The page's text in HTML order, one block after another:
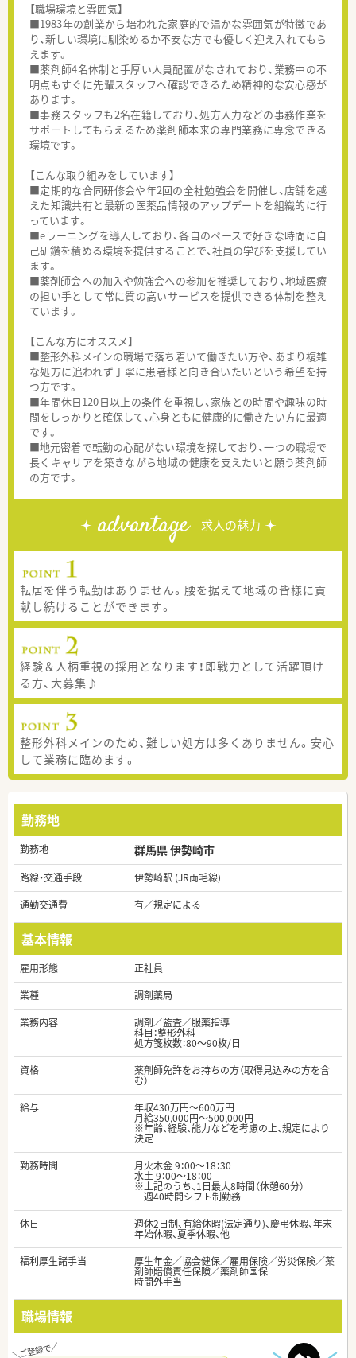
【職場環境と雰囲気】
■1983年の創業から培われた家庭的で温かな雰囲気が特徴であ
り、新しい環境に馴染めるか不安な方でも優しく迎え入れてもら
えます。
■薬剤師4名体制と手厚い人員配置がなされており、業務中の不
明点もすぐに先輩スタッフへ確認できるため精神的な安心感が
あります。
■事務スタッフも2名在籍しており、処方入力などの事務作業を
サポートしてもらえるため薬剤師本来の専門業務に専念できる
環境です。
【こんな取り組みをしています】
■定期的な合同研修会や年2回の全社勉強会を開催し、店舗を越
えた知識共有と最新の医薬品情報のアップデートを組織的に行
っています。
■eラーニングを導入しており、各自のペースで好きな時間に自
己研鑽を積める環境を提供することで、社員の学びを支援してい
ます。
■薬剤師会への加入や勉強会への参加を推奨しており、地域医療
の担い手として常に質の高いサービスを提供できる体制を整え
ています。
【こんな方にオススメ】
■整形外科メインの職場で落ち着いて働きたい方や、あまり複雑
な処方に追われず丁寧に患者様と向き合いたいという希望を持
つ方です。
■年間休日120日以上の条件を重視し、家族との時間や趣味の時
間をしっかりと確保して、心身ともに健康的に働きたい方に最適
です。
■地元密着で転勤の心配がない環境を探しており、一つの職場で
長くキャリアを築きながら地域の健康を支えたいと願う薬剤師
の方です。
advantage 求人の魅力
転居を伴う転勤はありません。腰を据えて地域の皆様に貢
献し続けることができます。
経験＆人柄重視の採用となります！即戦力として活躍頂け
る方、大募集♪
整形外科メインのため、難しい処方は多くありません。安心
して業務に臨めます。
勤務地
勤務地 群馬県 伊勢崎市
路線・交通手段
伊勢崎駅 (JR両毛線)
通勤交通費
有／規定による
基本情報
雇用形態
正社員
業種
調剤薬局
業務内容
調剤／監査／服薬指導
科目：整形外科
処方箋枚数：80～90枚/日
資格
薬剤師免許をお持ちの方（取得見込みの方を含
む）
給与
年収430万円～600万円
月給350,000円～500,000円
※年齢、経験、能力などを考慮の上、規定により
決定
勤務時間
月火木金 9：00～18：30
水土 9：00～18：00
※上記のうち、1日最大8時間（休憩60分）
週40時間シフト制勤務
休日
週休2日制、有給休暇(法定通り)、慶弔休暇、年末
年始休暇、夏季休暇、他
福利厚生諸手当
厚生年金／協会健保／雇用保険／労災保険／薬
剤師賠償責任保険／薬剤師国保
時間外手当
職場情報